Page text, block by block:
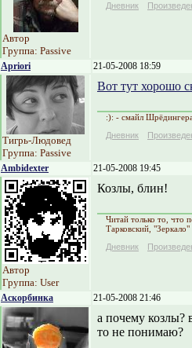
Автор
Группа: Passive
Дневник
Apriori 21-05-2008 18:59
Тигрь-Людовед
Группа: Passive
Вот тут хорошо
:): - смайл
Дневник
Ambidexter 21-05-2008 19:45
Автор
Группа: User
Козлы, блин!
Читай только то, что
Тарковский, "Зеркало"
Дневник
Аскорбинка 21-05-2008 21:46
а почему козлы?
то не понимаю?